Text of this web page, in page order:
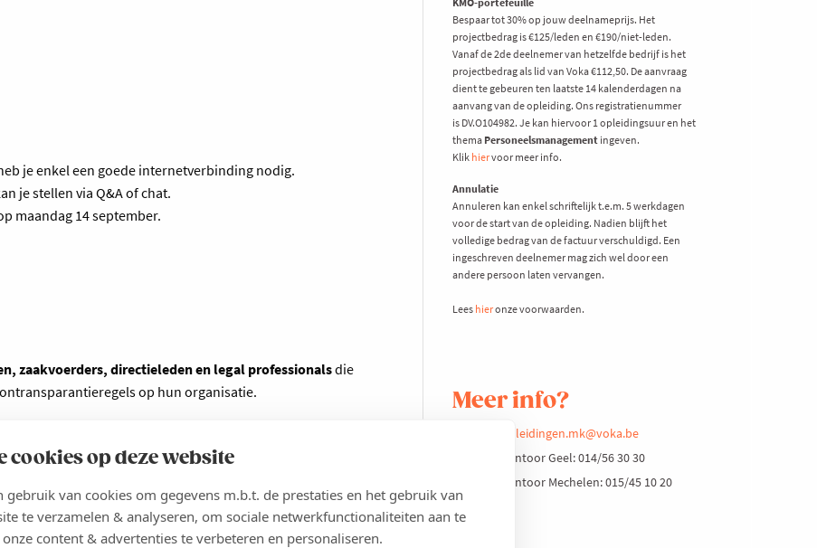
cookies op deze website
gebruik van cookies om gegevens m.b.t. de prestaties en het gebruik van
te verzamelen & analyseren, om sociale netwerkfunctionaliteiten aan te
content & advertenties te verbeteren en personaliseren.
je enkel een goede internetverbinding nodig.
je stellen via Q&A of chat.
maandag 14 september.
zaakvoerders, directieleden en legal professionalsdie
op hun organisatie.
expert
Bespaar tot 30% op jouw deelnameprijs. Het
projectbedrag is €125/leden en €190/niet-leden.
Vanaf de 2de deelnemer van hetzelfde bedrijf is het
projectbedrag als lid van Voka €112,50. De aanvraag
dient te gebeuren ten laatste 14 kalenderdagen na
aanvang van de opleiding. Ons registratienummer
is DV.O104982. Je kan hiervoor 1 opleidingsuur en het
thema Personeelsmanagement ingeven.
Klik hiervoor meer info.
Annulatie
Annuleren kan enkel schriftelijk t.e.m. 5 werkdagen
voor de start van de opleiding. Nadien blijft het
volledige bedrag van de factuur verschuldigd. Een
ingeschreven deelnemer mag zich wel door een
andere persoon laten vervangen.
Lees hieronze voorwaarden.
Meer info?
opleidingen.mk@voka.be
Kantoor Geel: 014/56 30 30
Kantoor Mechelen: 015/45 10 20